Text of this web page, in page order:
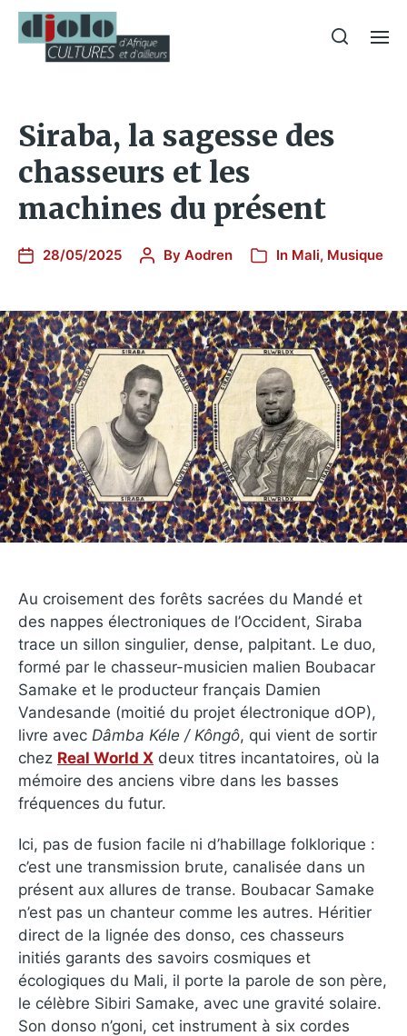
Siraba, la sagesse des
chasseurs et les
machines du présent
28/05/2025 By Aodren In Mali, Musique
Au croisement des forêts sacrées du Mandé et
des nappes électroniques de l’Occident, Siraba
trace un sillon singulier, dense, palpitant. Le duo,
formé par le chasseur-musicien malien Boubacar
Samake et le producteur français Damien
Vandesande (moitié du projet électronique dOP),
livre avec Dâmba Kéle / Kôngô, qui vient de sortir
chez Real World X deux titres incantatoires, où la
mémoire des anciens vibre dans les basses
fréquences du futur.
Ici, pas de fusion facile ni d’habillage folklorique :
c’est une transmission brute, canalisée dans un
présent aux allures de transe. Boubacar Samake
n’est pas un chanteur comme les autres. Héritier
direct de la lignée des donso, ces chasseurs
initiés garants des savoirs cosmiques et
écologiques du Mali, il porte la parole de son père,
le célèbre Sibiri Samake, avec une gravité solaire.
Son donso n’goni, cet instrument à six cordes